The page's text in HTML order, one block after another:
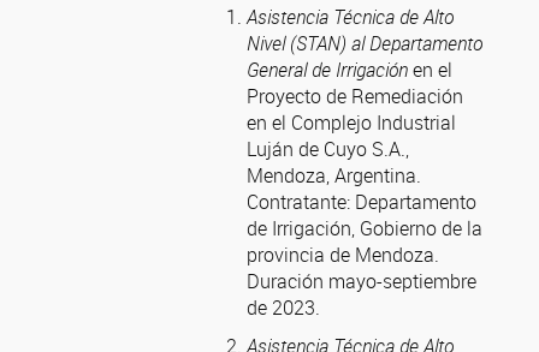
Asistencia Técnica de Alto
Nivel (STAN) al Departamento
General de Irrigaciónen el
Proyecto de Remediación
en el Complejo Industrial
Luján de Cuyo S.A.,
Mendoza, Argentina.
Contratante: Departamento
de Irrigación, Gobierno de la
provincia de Mendoza.
Duración mayo-septiembre
de 2023.
Asistencia Técnica de Alto